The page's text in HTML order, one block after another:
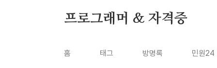
프로그래머 & 자격증
홈 태그 방명록 민원24